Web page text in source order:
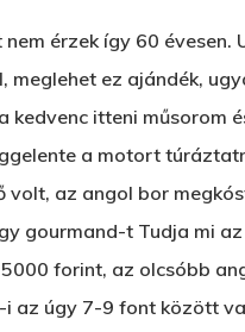
érzek így 60
meglehet ez ajándék,
kedvenc itteni műsorom
a motort
volt, az angol bor
gourmand-t Tudja mi
forint, az olcsóbb
az úgy 7-9 font között